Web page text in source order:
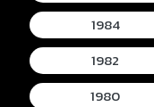
1984
1982
1980